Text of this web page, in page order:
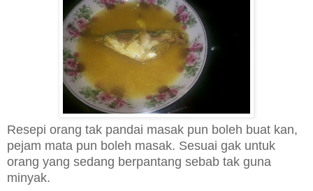
Resepi orang tak pandai masak pun boleh buat kan,
pejam mata pun boleh masak. Sesuai gak untuk
orang yang sedang berpantang sebab tak guna
minyak.